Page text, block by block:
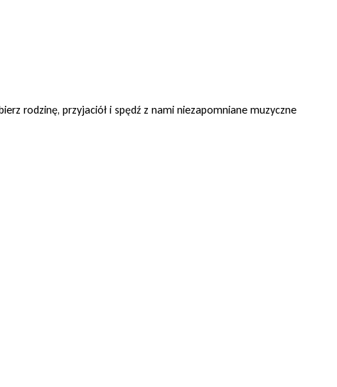
rodzinę, przyjaciół i spędź z nami niezapomniane muzyczne